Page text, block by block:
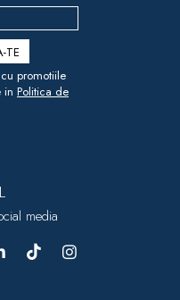
promotiile
in Politica de
media